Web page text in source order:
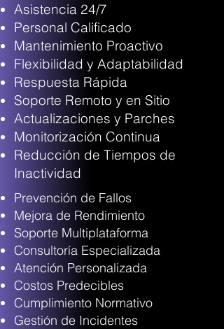
Asistencia 24/7
Personal Calificado
Mantenimiento Proactivo
Flexibilidad y Adaptabilidad
Respuesta Rápida
Soporte Remoto y en Sitio
Actualizaciones y Parches
Monitorización Continua
Reducción de Tiempos de
Inactividad
Prevención de Fallos
Mejora de Rendimiento
Soporte Multiplataforma
Consultoría Especializada
Atención Personalizada
Costos Predecibles
Cumplimiento Normativo
Gestión de Incidentes